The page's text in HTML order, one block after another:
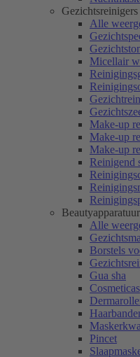
Gezichtsreinigers
Alle
Micellair
Make-up
Make-up
Make-up
Reinigend
Alle
Borstels
Gua sha
Pincet